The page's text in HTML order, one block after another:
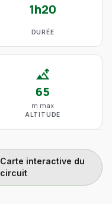
1h20
DURÉE
altitude
65
m max
ALTITUDE
Carte interactive du
circuit